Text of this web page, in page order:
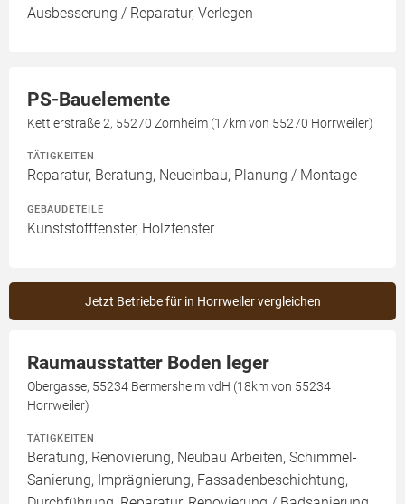
Ausbesserung / Reparatur, Verlegen
PS-Bauelemente
Kettlerstraße 2, 55270 Zornheim (17km von 55270 Horrweiler)
TÄTIGKEITEN
Reparatur, Beratung, Neueinbau, Planung / Montage
GEBÄUDETEILE
Kunststofffenster, Holzfenster
Jetzt Betriebe für in Horrweiler vergleichen
Raumausstatter Boden leger
Obergasse, 55234 Bermersheim vdH (18km von 55234
Horrweiler)
TÄTIGKEITEN
Beratung, Renovierung, Neubau Arbeiten, Schimmel-
Sanierung, Imprägnierung, Fassadenbeschichtung,